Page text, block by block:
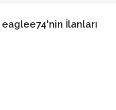
eaglee74'nin İlanları